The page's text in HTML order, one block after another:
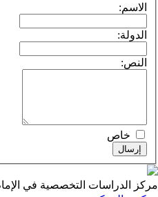
الاسم:
الدولة:
النص:
خاص
إرسال
مركز الدراسات التخصصية في